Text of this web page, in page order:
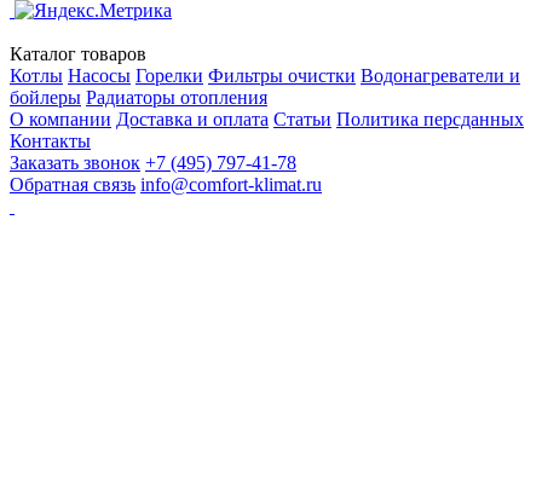
Каталог товаров
Котлы Насосы Горелки Фильтры очистки Водонагреватели и
бойлеры Радиаторы отопления
О компании Доставка и оплата Статьи Политика персданных
Контакты
Заказать звонок +7 (495) 797-41-78
Обратная связь info@comfort-klimat.ru